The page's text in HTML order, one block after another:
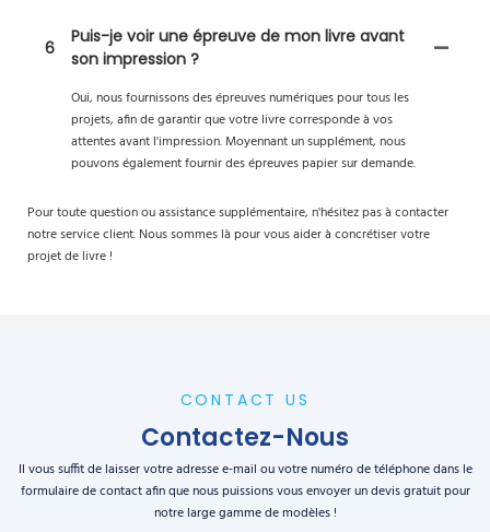
6
Puis-je voir une épreuve de mon livre avant
son impression ?
Oui, nous fournissons des épreuves numériques pour tous les
projets, afin de garantir que votre livre corresponde à vos
attentes avant l'impression. Moyennant un supplément, nous
pouvons également fournir des épreuves papier sur demande.
Pour toute question ou assistance supplémentaire, n'hésitez pas à contacter
notre service client. Nous sommes là pour vous aider à concrétiser votre
projet de livre !
CONTACT US
Contactez-Nous
Il vous suffit de laisser votre adresse e-mail ou votre numéro de téléphone dans le
formulaire de contact afin que nous puissions vous envoyer un devis gratuit pour
notre large gamme de modèles !